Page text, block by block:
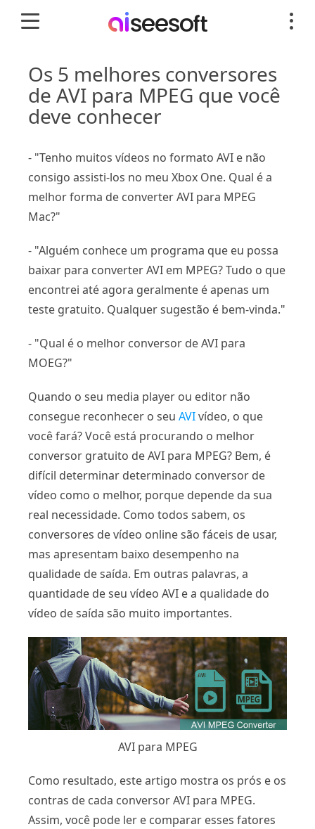
Os 5 melhores conversores
de AVI para MPEG que você
deve conhecer
- "Tenho muitos vídeos no formato AVI e não
consigo assisti-los no meu Xbox One. Qual é a
melhor forma de converter AVI para MPEG
Mac?"
- "Alguém conhece um programa que eu possa
baixar para converter AVI em MPEG? Tudo o que
encontrei até agora geralmente é apenas um
teste gratuito. Qualquer sugestão é bem-vinda."
- "Qual é o melhor conversor de AVI para
MOEG?"
Quando o seu media player ou editor não
consegue reconhecer o seu AVIvídeo, o que
você fará? Você está procurando o melhor
conversor gratuito de AVI para MPEG? Bem, é
difícil determinar determinado conversor de
vídeo como o melhor, porque depende da sua
real necessidade. Como todos sabem, os
conversores de vídeo online são fáceis de usar,
mas apresentam baixo desempenho na
qualidade de saída. Em outras palavras, a
quantidade de seu vídeo AVI e a qualidade do
vídeo de saída são muito importantes.
AVI para MPEG
Como resultado, este artigo mostra os prós e os
contras de cada conversor AVI para MPEG.
Assim, você pode ler e comparar esses fatores